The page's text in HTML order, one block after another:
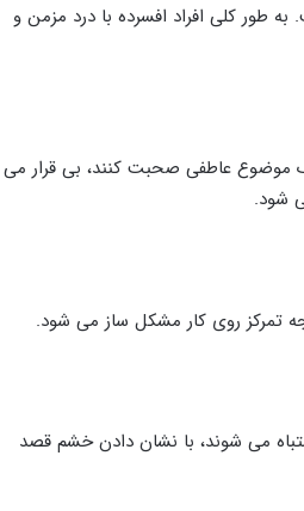
طور کلی افراد افسرده با درد مزمن و
موضوع عاطفی صحبت کنند، بی قرار می
شود.
تمرکز روی کار مشکل ساز می شود.
می شوند، با نشان دادن خشم قصد